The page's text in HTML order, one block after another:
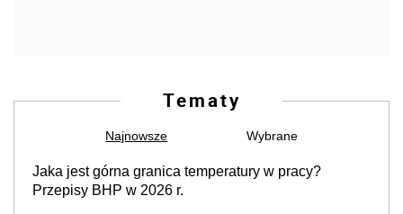
Tematy
Najnowsze Wybrane
Jaka jest górna granica temperatury w pracy?
Przepisy BHP w 2026 r.